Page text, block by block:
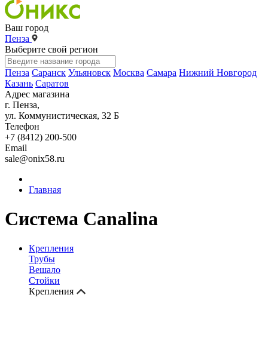
Ваш город
Пенза
Выберите свой регион
Пенза Саранск Ульяновск Москва Самара Нижний Новгород
Казань Саратов
Адрес магазина
г. Пенза,
ул. Коммунистическая, 32 Б
Телефон
+7 (8412) 200-500
Email
sale@onix58.ru
Главная
Система Canalina
Крепления
Трубы
Вешало
Стойки
Крепления